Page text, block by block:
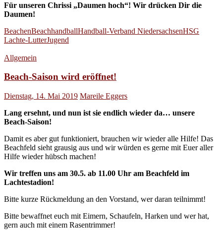
Für unseren Chrissi „Daumen hoch“! Wir drücken Dir die
Daumen!
BeachenBeachhandballHandball-Verband NiedersachsenHSG
Lachte-LutterJugend
Allgemein
Beach-Saison wird eröffnet!
Dienstag, 14. Mai 2019 Mareile Eggers
Lang ersehnt, und nun ist sie endlich wieder da… unsere
Beach-Saison!
Damit es aber gut funktioniert, brauchen wir wieder alle Hilfe! Das
Beachfeld sieht grausig aus und wir würden es gerne mit Euer aller
Hilfe wieder hübsch machen!
Wir treffen uns am 30.5. ab 11.00 Uhr am Beachfeld im
Lachtestadion!
Bitte kurze Rückmeldung an den Vorstand, wer daran teilnimmt!
Bitte bewaffnet euch mit Eimern, Schaufeln, Harken und wer hat,
gern auch mit einem Rasentrimmer!